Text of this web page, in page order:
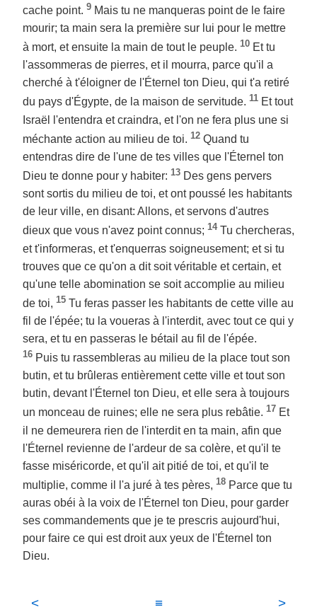
cache point. 9 Mais tu ne manqueras point de le faire
mourir; ta main sera la première sur lui pour le mettre
à mort, et ensuite la main de tout le peuple. 10 Et tu
l'assommeras de pierres, et il mourra, parce qu'il a
cherché à t'éloigner de l'Éternel ton Dieu, qui t'a retiré
du pays d'Égypte, de la maison de servitude. 11 Et tout
Israël l'entendra et craindra, et l'on ne fera plus une si
méchante action au milieu de toi. 12 Quand tu
entendras dire de l'une de tes villes que l'Éternel ton
Dieu te donne pour y habiter: 13 Des gens pervers
sont sortis du milieu de toi, et ont poussé les habitants
de leur ville, en disant: Allons, et servons d'autres
dieux que vous n'avez point connus; 14 Tu chercheras,
et t'informeras, et t'enquerras soigneusement; et si tu
trouves que ce qu'on a dit soit véritable et certain, et
qu'une telle abomination se soit accomplie au milieu
de toi, 15 Tu feras passer les habitants de cette ville au
fil de l'épée; tu la voueras à l'interdit, avec tout ce qui y
sera, et tu en passeras le bétail au fil de l'épée.
16 Puis tu rassembleras au milieu de la place tout son
butin, et tu brûleras entièrement cette ville et tout son
butin, devant l'Éternel ton Dieu, et elle sera à toujours
un monceau de ruines; elle ne sera plus rebâtie. 17 Et
il ne demeurera rien de l'interdit en ta main, afin que
l'Éternel revienne de l'ardeur de sa colère, et qu'il te
fasse miséricorde, et qu'il ait pitié de toi, et qu'il te
multiplie, comme il l'a juré à tes pères, 18 Parce que tu
auras obéi à la voix de l'Éternel ton Dieu, pour garder
ses commandements que je te prescris aujourd'hui,
pour faire ce qui est droit aux yeux de l'Éternel ton
Dieu.
< ≡ >